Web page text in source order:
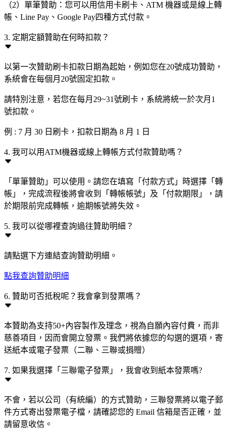
（2）單筆贊助：您可以用信用卡刷卡、ATM 機器或是線上轉
帳、Line Pay、Google Pay四種方式付款。
3. 定期定額贊助在何時扣款？
以第一次贊助刷卡扣款日期為起始，例如您在20號成功贊助，
系統會在每個月20號固定扣款。
請特別注意，若您在每月29~31號刷卡，系統將統一於次月1
號扣款。
例 : 7 月 30 日刷卡，扣款日期為 8 月 1 日
4. 我可以用ATM機器或線上轉帳方式付款贊助嗎？
「單筆贊助」可以使用。請您在填寫「付款方式」時選擇「轉
帳」，完成流程後將會收到「轉帳帳號」及「付款期限」，請
於期限前完成轉帳，逾期帳號將失效。
5. 我可以從哪裡查詢過往贊助明細？
請點選下方連結查詢贊助明細。
點我查詢贊助明細
6. 贊助可否抵稅呢？我會拿到發票嗎？
本贊助為支持50+內容製作及理念，視為自願內容付費，而非
慈善項目，因而會開立發票。我們將依據您的勾選的選項，寄
送紙本或電子發票（二聯、三聯或捐贈）
7. 如果我選擇「三聯電子發票」，我會收到紙本發票嗎?
不會，若以公司（有統編）的方式贊助，三聯發票將以電子郵
件方式寄出發票電子檔，請確認您的 Email 信箱是否正確，並
請留意收信。